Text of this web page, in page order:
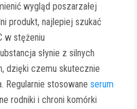
wygląd poszarzałej
produkt, najlepiej szukać
w stężeniu
słynie z silnych
dzięki czemu skutecznie
Regularnie stosowane serum
rodniki i chroni komórki